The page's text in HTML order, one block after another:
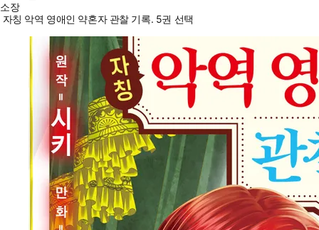
소장
자칭 악역 영애인 약혼자 관찰 기록. 5권 선택